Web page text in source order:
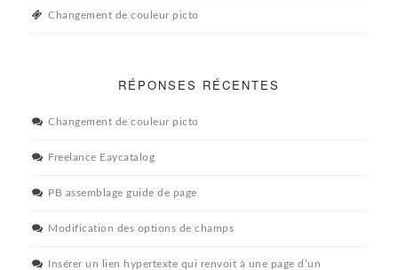
Changement de couleur picto
RÉPONSES RÉCENTES
Changement de couleur picto
Freelance Eaycatalog
PB assemblage guide de page
Modification des options de champs
Insérer un lien hypertexte qui renvoit à une page d’un